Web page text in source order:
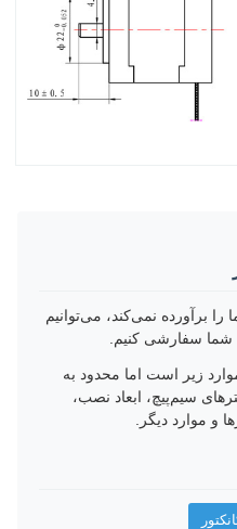
را برآورده نمی‌کند، می‌توانیم
شما سفارشی کنیم.
زیر است اما محدود به
سیم‌پیچ، ابعاد نصب،
و موارد دیگر.